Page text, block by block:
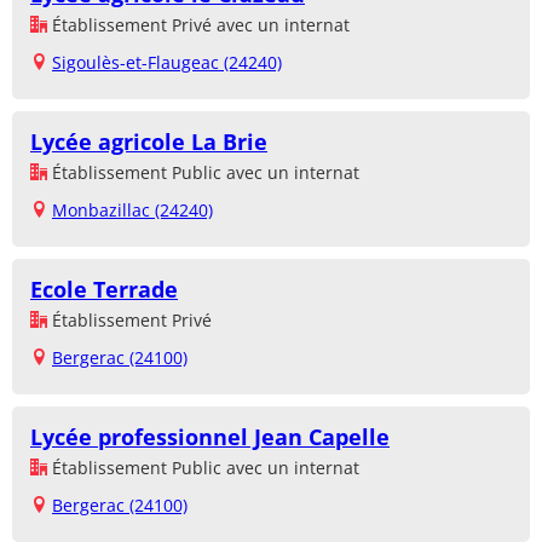
Établissement Privé avec un internat
Sigoulès-et-Flaugeac (24240)
Lycée agricole La Brie
Établissement Public avec un internat
Monbazillac (24240)
Ecole Terrade
Établissement Privé
Bergerac (24100)
Lycée professionnel Jean Capelle
Établissement Public avec un internat
Bergerac (24100)